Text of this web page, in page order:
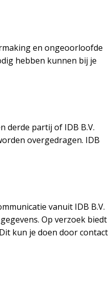
en ongeoorloofde
hebben kunnen bij je
derde partij of IDB B.V.
overgedragen. IDB
vanuit IDB B.V.
Op verzoek biedt
kun je doen door contact